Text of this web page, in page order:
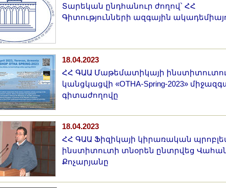
Տարեկան ընդհանուր ժողով՝ ՀՀ
Գիտությունների ազգային
18.04.2023
ՀՀ ԳԱԱ Մաթեմատիկայի
կանցկացվի «OTHA-Spring-2023»
գիտաժողովը
18.04.2023
ՀՀ ԳԱԱ Ֆիզիկայի կիրառական
ինստիտուտի տնօրեն ընտրվեց
Քոչարյանը